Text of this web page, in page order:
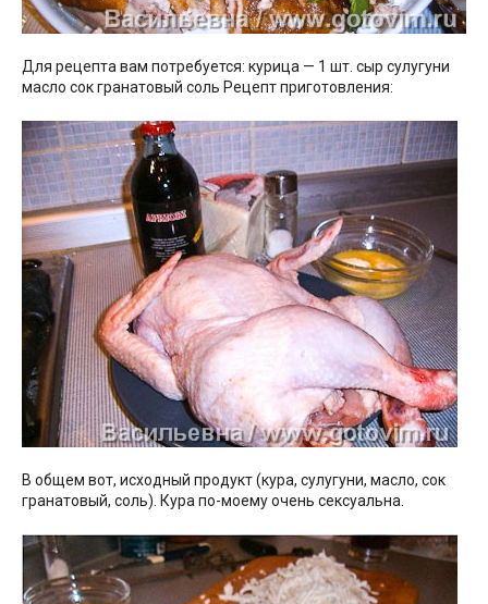
Для рецепта вам потребуется: курица — 1 шт. сыр сулугуни
масло сок гранатовый соль Рецепт приготовления:
В общем вот, исходный продукт (кура, сулугуни, масло, сок
гранатовый, соль). Кура по-моему очень сексуальна.